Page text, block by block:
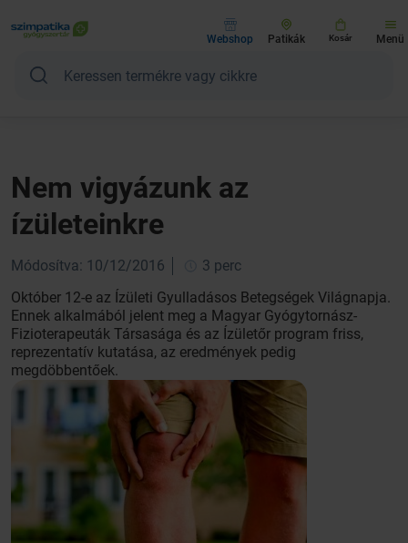
Webshop Patikák Kosár Menü
Nem vigyázunk az
ízületeinkre
Módosítva: 10/12/2016
3 perc
Október 12-e az Ízületi Gyulladásos Betegségek Világnapja.
Ennek alkalmából jelent meg a Magyar Gyógytornász-
Fizioterapeuták Társasága és az Ízületőr program friss,
reprezentatív kutatása, az eredmények pedig
megdöbbentőek.